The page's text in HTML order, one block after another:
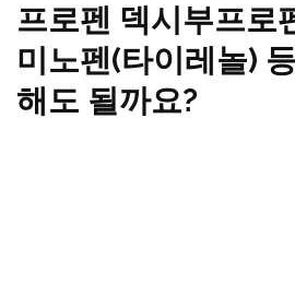
프로펜 덱시부프로
미노펜(타이레놀)
해도 될까요?